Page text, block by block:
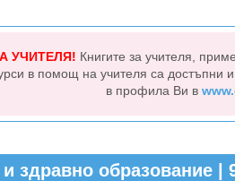
УЧИТЕЛЯ! Книгите за учителя,
в помощ на учителя са достъпни
в профила Ви в
здравно образование |